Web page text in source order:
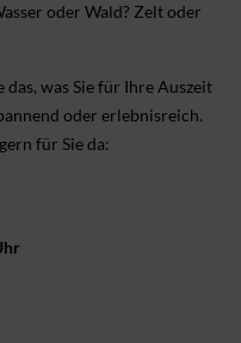
oder Wald? Zelt oder
was Sie für Ihre Aus­zeit
oder erlebnis­reich.
für Sie da: